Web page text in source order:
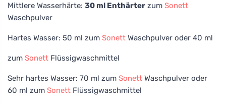
Mittlere Wasserhärte: 30 ml Enthärter zum Sonett
Waschpulver
Hartes Wasser: 50 ml zum Sonett Waschpulver oder 40 ml
zum Sonett Flüssigwaschmittel
Sehr hartes Wasser: 70 ml zum Sonett Waschpulver oder
60 ml zum Sonett Flüssigwaschmittel